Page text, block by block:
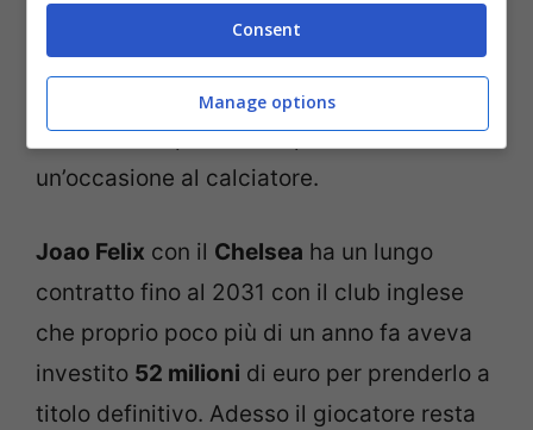
lascerà il Milan per tornare al Chelsea
sarà il suo agenteMendesche dovrà
lavorare al meglio possibile per tirare fuori
l’ennesima squadra che possa dare
un’occasione al calciatore.
Joao Felix con il Chelsea ha un lungo
contratto fino al 2031 con il club inglese
che proprio poco più di un anno fa aveva
investito 52 milioni di euro per prenderlo a
titolo definitivo. Adesso il giocatore resta
Consent
Manage options